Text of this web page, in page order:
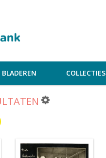
BLADEREN COLLECTIES